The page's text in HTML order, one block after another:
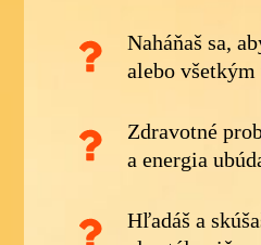
Naháňaš sa,
alebo
Zdravotné
a energia
Hľadáš a